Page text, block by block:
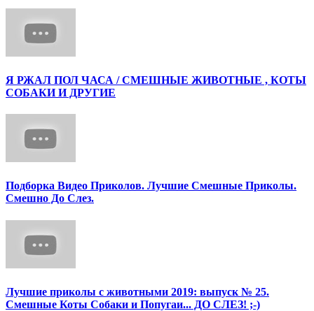
Я РЖАЛ ПОЛ ЧАСА / СМЕШНЫЕ ЖИВОТНЫЕ , КОТЫ
СОБАКИ И ДРУГИЕ
Подборка Видео Приколов. Лучшие Смешные Приколы.
Смешно До Слез.
Лучшие приколы с животными 2019: выпуск № 25.
Смешные Коты Собаки и Попугаи... ДО СЛЕЗ! ;-)